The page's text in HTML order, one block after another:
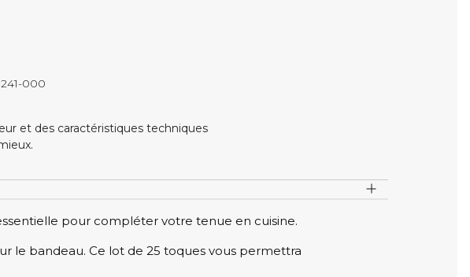
000
et des caractéristiques techniques
pour compléter votre tenue en cuisine.
le bandeau. Ce lot de 25 toques vous permettra